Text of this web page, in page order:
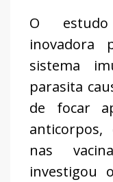
O
inovadora
sistema
parasita
de focar
anticorpos,
nas
investigou